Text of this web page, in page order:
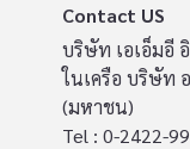
Contact US
บริษัท เอเอ็มอี
ในเครือ บริษัท
(มหาชน)
Tel : 0-2422-